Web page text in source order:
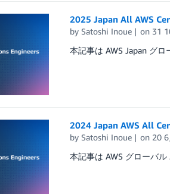
2025 Japan All AWS
by Satoshi Inoue on 31
本記事は AWS Japan グ
2024 Japan AWS All
by Satoshi Inoue on 20
本記事は AWS グローバ